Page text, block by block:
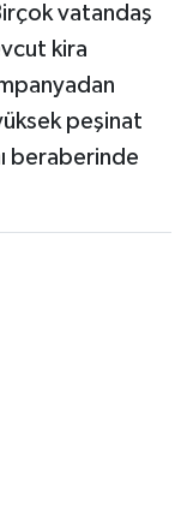
vatandaş
kira
peşinat
beraberinde